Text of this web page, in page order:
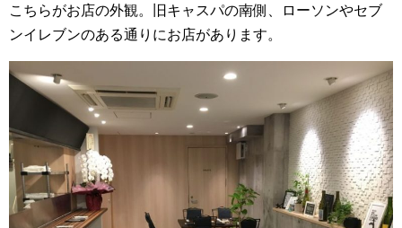
こちらがお店の外観。旧キャスパの南側、ローソンやセブ
ンイレブンのある通りにお店があります。